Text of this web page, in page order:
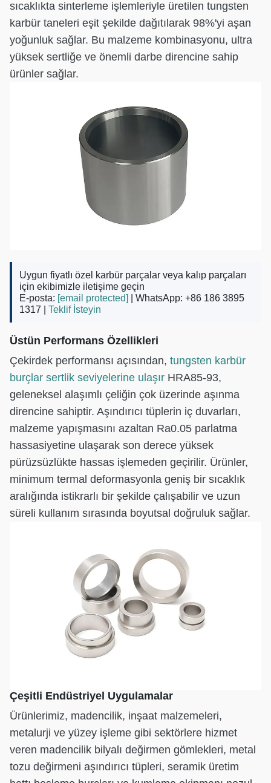
sıcaklıkta sinterleme işlemleriyle üretilen tungsten
karbür taneleri eşit şekilde dağıtılarak 98%'yi aşan
yoğunluk sağlar. Bu malzeme kombinasyonu, ultra
yüksek sertliğe ve önemli darbe direncine sahip
ürünler sağlar.
Uygun fiyatlı özel karbür parçalar veya kalıp parçaları
için ekibimizle iletişime geçin
E-posta: [email protected]
| WhatsApp: +86 186 3895
1317 | Teklif İsteyin
Üstün Performans Özellikleri
Çekirdek performansı açısından, tungsten karbür
burçlar sertlik seviyelerine ulaşır HRA85-93,
geleneksel alaşımlı çeliğin çok üzerinde aşınma
direncine sahiptir. Aşındırıcı tüplerin iç duvarları,
malzeme yapışmasını azaltan Ra0.05 parlatma
hassasiyetine ulaşarak son derece yüksek
pürüzsüzlükte hassas işlemeden geçirilir. Ürünler,
minimum termal deformasyonla geniş bir sıcaklık
aralığında istikrarlı bir şekilde çalışabilir ve uzun
süreli kullanım sırasında boyutsal doğruluk sağlar.
Çeşitli Endüstriyel Uygulamalar
Ürünlerimiz, madencilik, inşaat malzemeleri,
metalurji ve yüzey işleme gibi sektörlere hizmet
veren madencilik bilyalı değirmen gömlekleri, metal
tozu değirmeni aşındırıcı tüpleri, seramik üretim